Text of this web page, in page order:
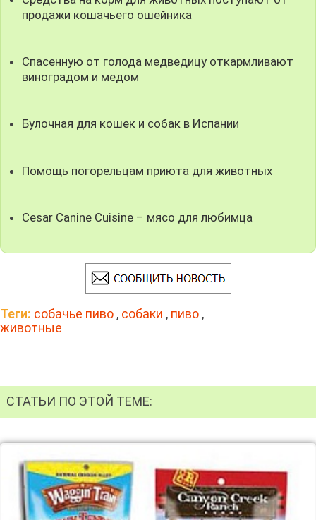
продажи кошачьего ошейника
Спасенную от голода медведицу откармливают
виноградом и медом
Булочная для кошек и собак в Испании
Помощь погорельцам приюта для животных
Cesar Canine Cuisine – мясо для любимца
Теги: собачье пиво , собаки , пиво ,
животные
СТАТЬИ ПО ЭТОЙ ТЕМЕ: